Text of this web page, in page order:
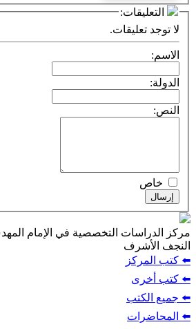
التخصصية في الإمام المهدي (عجّل الله